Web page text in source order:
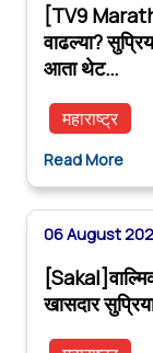
[TV9
वाढल्या?
आता थेट…
महाराष्ट्र
Read More
06 August
खासदार